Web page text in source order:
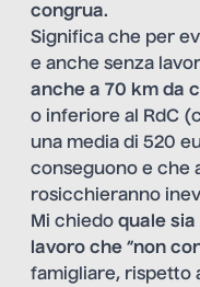
congrua.
Significa che per
e anche senza
anche a 70 km da
o inferiore al RdC
una media di 520
conseguono e che
rosicchieranno
Mi chiedo quale
lavoro che “non
famigliare, rispetto